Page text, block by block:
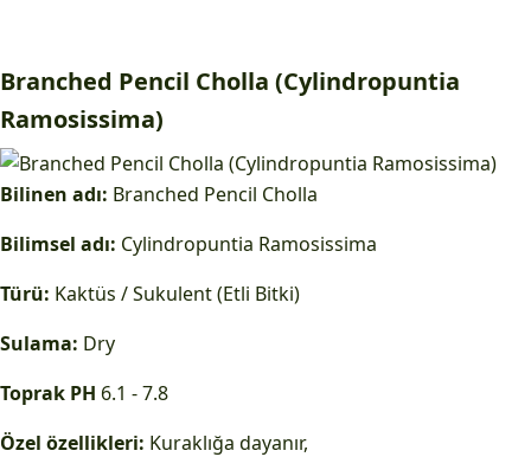
Branched Pencil Cholla (Cylindropuntia
Ramosissima)
Bilinen adı: Branched Pencil Cholla
Bilimsel adı: Cylindropuntia Ramosissima
Türü: Kaktüs / Sukulent (Etli Bitki)
Sulama: Dry
Toprak PH 6.1 - 7.8
Özel özellikleri: Kuraklığa dayanır,